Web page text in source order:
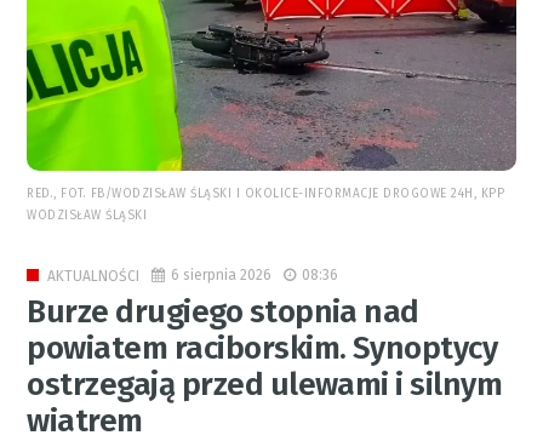
RED., FOT. FB/WODZISŁAW ŚLĄSKI I OKOLICE-INFORMACJE DROGOWE 24H, KPP
WODZISŁAW ŚLĄSKI
AKTUALNOŚCI 6 sierpnia 2026 08:36
Burze drugiego stopnia nad
powiatem raciborskim. Synoptycy
ostrzegają przed ulewami i silnym
wiatrem